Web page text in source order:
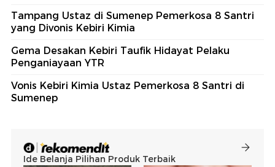
Tampang Ustaz di Sumenep Pemerkosa 8 Santri
yang Divonis Kebiri Kimia
Gema Desakan Kebiri Taufik Hidayat Pelaku
Penganiayaan YTR
Vonis Kebiri Kimia Ustaz Pemerkosa 8 Santri di
Sumenep